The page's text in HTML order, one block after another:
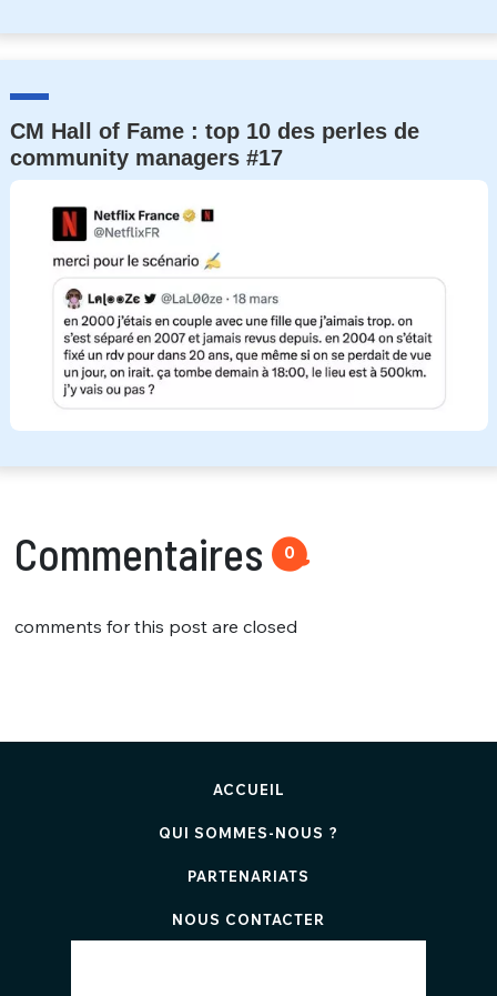
CM Hall of Fame : top 10 des perles de
community managers #17
Commentaires 0
comments for this post are closed
ACCUEIL
QUI SOMMES-NOUS ?
PARTENARIATS
NOUS CONTACTER